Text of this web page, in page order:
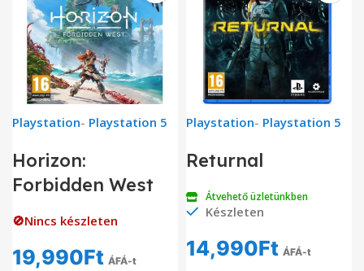
Playstation- Playstation 5
Horizon:
Forbidden West
🚫Nincs készleten
19,990Ft ÁFÁ-t
Playstation- Playstation 5
Returnal
Átvehető üzletünkben
Készleten
14,990Ft ÁFÁ-t